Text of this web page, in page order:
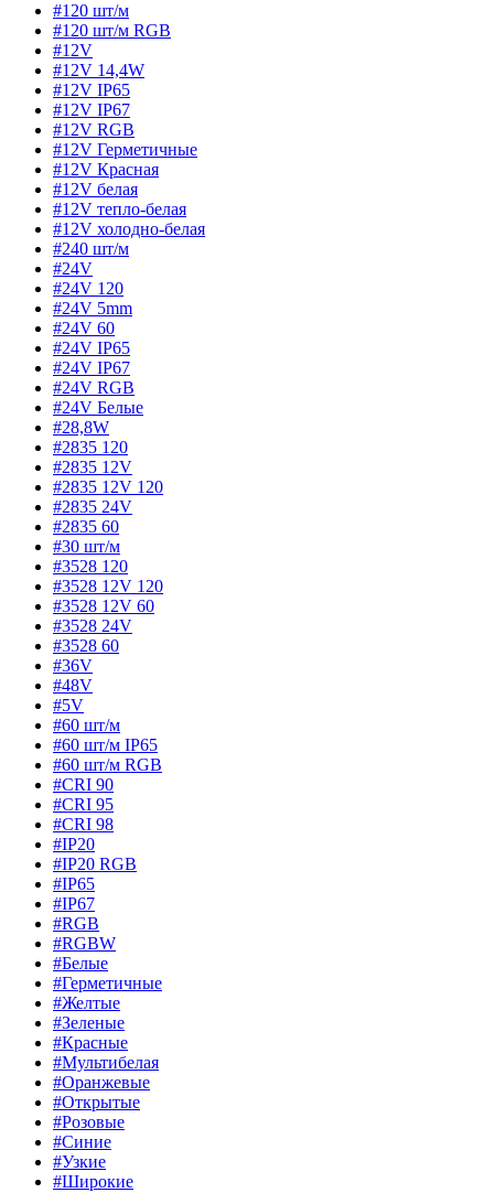
#120 шт/м
#120 шт/м RGB
#12V
#12V 14,4W
#12V IP65
#12V IP67
#12V RGB
#12V Герметичные
#12V Красная
#12V белая
#12V тепло-белая
#12V холодно-белая
#240 шт/м
#24V
#24V 120
#24V 5mm
#24V 60
#24V IP65
#24V IP67
#24V RGB
#24V Белые
#28,8W
#2835 120
#2835 12V
#2835 12V 120
#2835 24V
#2835 60
#30 шт/м
#3528 120
#3528 12V 120
#3528 12V 60
#3528 24V
#3528 60
#36V
#48V
#5V
#60 шт/м
#60 шт/м IP65
#60 шт/м RGB
#CRI 90
#CRI 95
#CRI 98
#IP20
#IP20 RGB
#IP65
#IP67
#RGB
#RGBW
#Белые
#Герметичные
#Желтые
#Зеленые
#Красные
#Мультибелая
#Оранжевые
#Открытые
#Розовые
#Синие
#Узкие
#Широкие